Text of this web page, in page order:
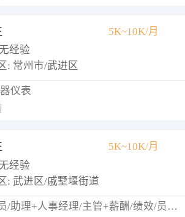
5K~10K/月
无经验
: 常州市/武进区
仪表
5K~10K/月
无经验
: 武进区/戚墅堰街道
人事专员/助理+人事经理/主管+薪酬/绩效/员工关系+培训专员/助理+招聘专员/助理